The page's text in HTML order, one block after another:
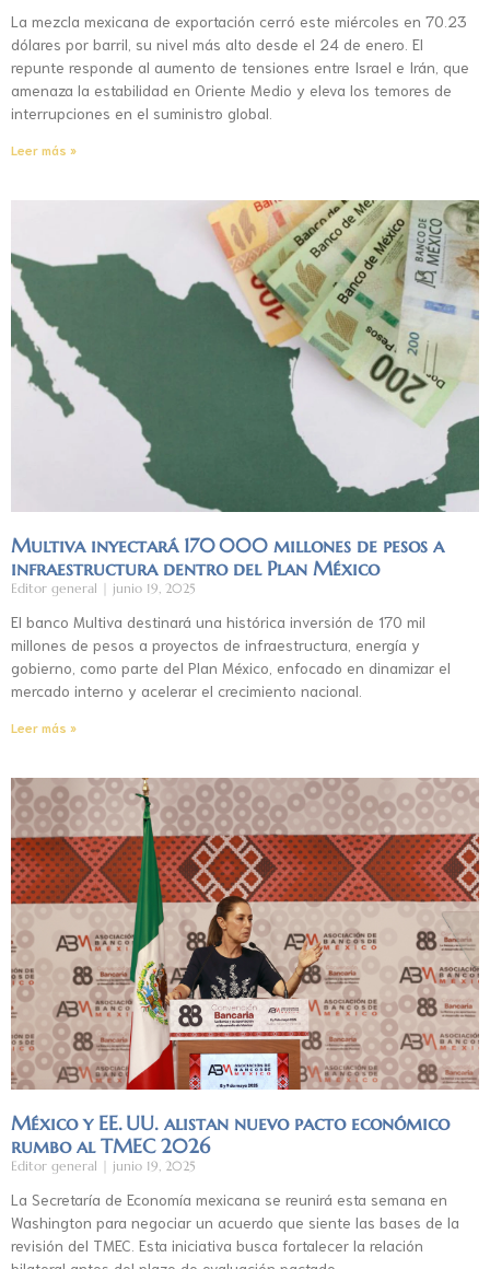
La mezcla mexicana de exportación cerró este miércoles en 70.23
dólares por barril, su nivel más alto desde el 24 de enero. El
repunte responde al aumento de tensiones entre Israel e Irán, que
amenaza la estabilidad en Oriente Medio y eleva los temores de
interrupciones en el suministro global.
Leer más »
Multiva inyectará 170 000 millones de pesos a
infraestructura dentro del Plan México
Editor general junio 19, 2025
El banco Multiva destinará una histórica inversión de 170 mil
millones de pesos a proyectos de infraestructura, energía y
gobierno, como parte del Plan México, enfocado en dinamizar el
mercado interno y acelerar el crecimiento nacional.
Leer más »
México y EE. UU. alistan nuevo pacto económico
rumbo al TMEC 2026
Editor general junio 19, 2025
La Secretaría de Economía mexicana se reunirá esta semana en
Washington para negociar un acuerdo que siente las bases de la
revisión del TMEC. Esta iniciativa busca fortalecer la relación